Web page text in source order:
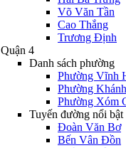
Võ Văn Tần
Cao Thắng
Trương Định
Quận 4
Danh sách phường
Phường Vĩnh
Phường
Phường Xóm
Tuyến đường nổi bật
Đoàn Văn Bơ
Bến Vân Đồn